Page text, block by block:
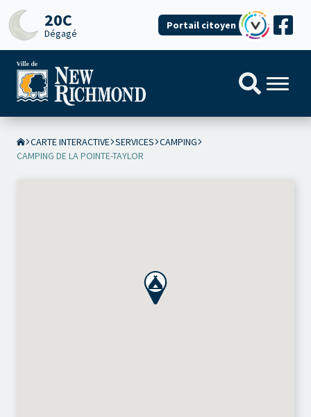
20C
Dégagé
Portail citoyen
CARTE INTERACTIVE SERVICES CAMPING
CAMPING DE LA POINTE-TAYLOR